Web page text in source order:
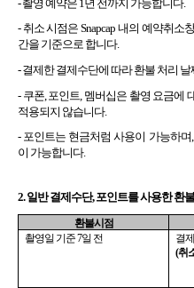
- 촬영 예약은 1년 전까지 가능합니다.
- 취소 시점은 Snapcap 내의 예약취소
간을 기준으로 합니다.
- 결제한 결제수단에 따라 환불 처리
- 쿠폰, 포인트, 멤버십은 촬영 요금에
적용되지 않습니다.
- 포인트는 현금처럼 사용이 가능하
이 가능합니다.
2. 일반 결제수단, 포인트를 사용한 환
환불시점
촬영일 기준 7일 전
결
(취